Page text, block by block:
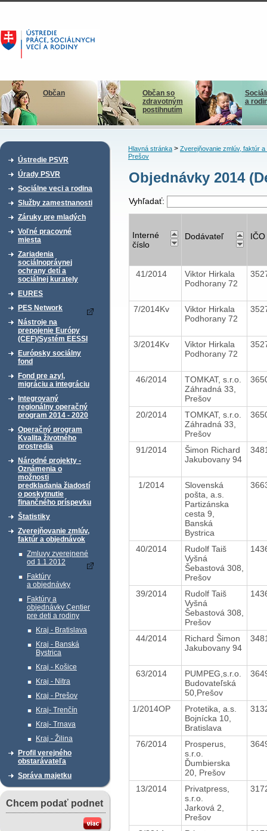
Občan
Občan so
zdravotným
postihnutím
a
Ústredie PSVR
Úrady PSVR
Sociálne veci a rodina
Služby zamestnanosti
Záruky pre mladých
Voľné pracovné
miesta
Zariadenia
sociálnoprávnej
ochrany detí a
sociálnej kurately
EURES
PES Network
Nástroje na
prepojenie Európy
(CEF)/Systém EESSI
Európsky sociálny
fond
Fond pre azyl,
migráciu a integráciu
Integrovaný
regionálny operačný
program 2014 - 2020
Operačný program
Kvalita životného
prostredia
Národné projekty -
Oznámenia o
možnosti
predkladania žiadostí
o poskytnutie
finančného príspevku
Štatistiky
Zverejňovanie zmlúv,
faktúr a objednávok
Zmluvy zverejnené
od 1.1.2012
Faktúry
a objednávky
Faktúry a
objednávky Centier
pre deti a rodiny
Kraj - Bratislava
Kraj - Banská
Bystrica
Kraj - Košice
Kraj - Nitra
Kraj - Prešov
Kraj- Trenčín
Kraj- Trnava
Kraj - Žilina
Profil verejného
obstarávateľa
Správa majetku
Chcem podať podnet
Hlavná stránka> Zverejňovanie zmlúv, faktúr a
Prešov
Objednávky 2014
Vyhľadať:
Interné
číslo
Dodávateľ IČO
41/2014
Viktor Hirkala
Podhorany 72
7/2014Kv
Viktor Hirkala
Podhorany 72
3/2014Kv
Viktor Hirkala
Podhorany 72
46/2014
TOMKAT, s.r.o.
Záhradná 33,
Prešov
20/2014
TOMKAT, s.r.o.
Záhradná 33,
Prešov
91/2014
Šimon Richard
Jakubovany 94
1/2014
Slovenská
pošta, a.s.
Partizánska
cesta 9,
Banská
Bystrica
40/2014
Rudolf Taiš
Vyšná
Šebastová 308,
Prešov
39/2014
Rudolf Taiš
Vyšná
Šebastová 308,
Prešov
44/2014
Richard Šimon
Jakubovany 94
63/2014
PUMPEG,s.r.o.
Budovateľská
50,Prešov
1/2014OP
Protetika, a.s.
Bojnícka 10,
Bratislava
76/2014
Prosperus,
s.r.o.
Ďumbierska
20, Prešov
13/2014
Privatpress,
s.r.o.
Jarková 2,
Prešov